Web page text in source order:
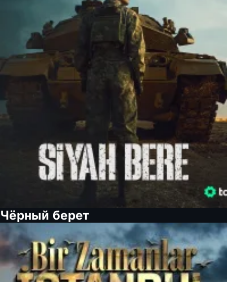
Чёрный берет